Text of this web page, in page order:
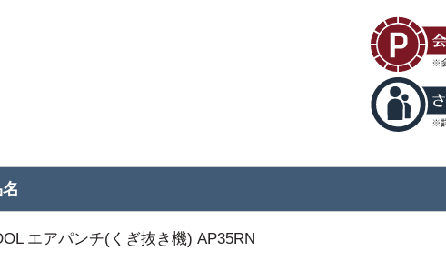
エアパンチ(くぎ抜き機) AP35RN